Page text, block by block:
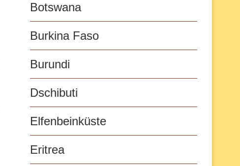
Botswana
Burkina Faso
Burundi
Dschibuti
Elfenbeinküste
Eritrea